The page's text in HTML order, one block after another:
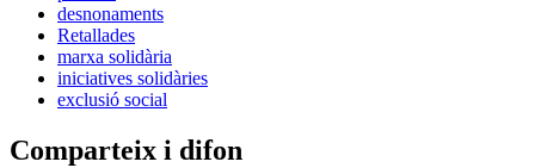
desnonaments
Retallades
marxa solidària
iniciatives solidàries
exclusió social
Comparteix i difon